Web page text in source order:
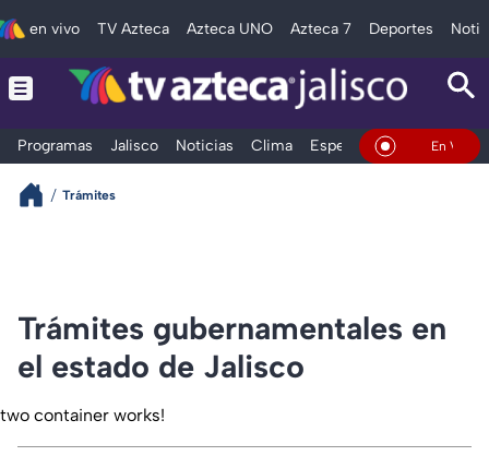
en vivo TV Azteca Azteca UNO Azteca 7 Deportes
Programas Jalisco Noticias Clima Espectáculos Deportes
En Vivo
Trámites
Trámites gubernamentales en
el estado de Jalisco
two container works!